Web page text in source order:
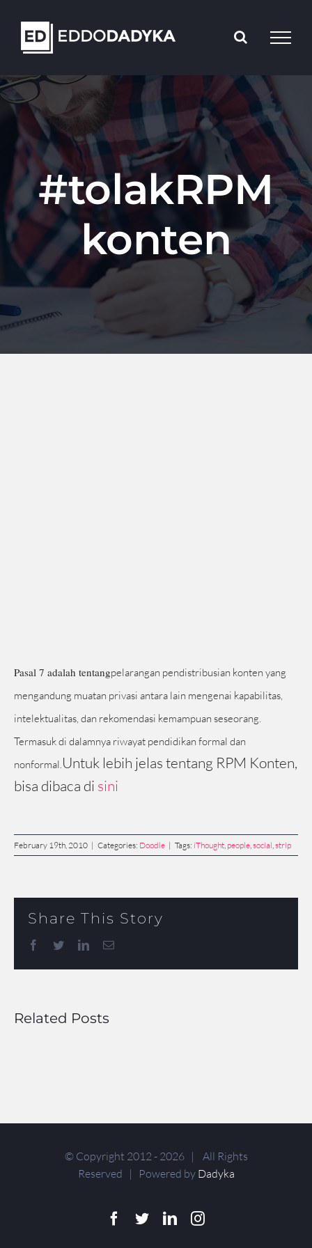
content
#tolakRPM
konten
Pasal 7 adalah tentangpelarangan pendistribusian konten yang
mengandung muatan privasi antara lain mengenai kapabilitas,
intelektualitas, dan rekomendasi kemampuan seseorang.
Termasuk di dalamnya riwayat pendidikan formal dan
nonformal. Untuk lebih jelas tentang RPM Konten,
bisa dibaca di sini
February 19th, 2010 | Categories: Doodle | Tags: iThought people social strip
Share This Story
Facebook
TwitterLinkedInEmail
Related Posts
© Copyright 2012 - 2026 | All Rights
Reserved | Powered by Dadyka
Facebook
TwitterLinkedInInstagram